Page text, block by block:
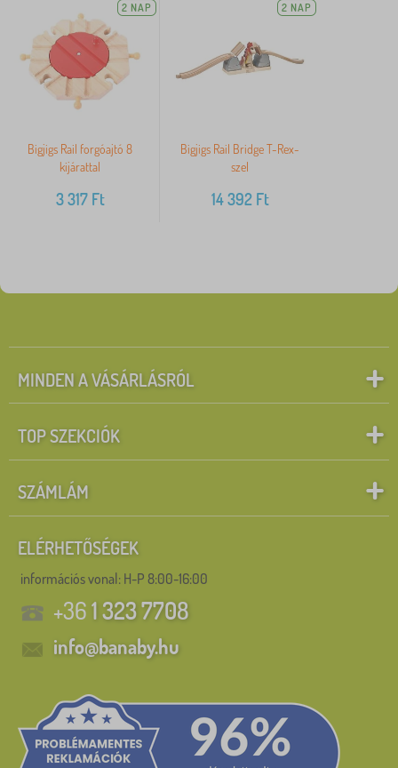
2 NAP
Bigjigs Rail forgóajtó 8
kijárattal
3 317Ft
2 NAP
Bigjigs Rail Bridge T-Rex-
szel
14 392Ft
MINDEN A VÁSÁRLÁSRÓL
TOP SZEKCIÓK
SZÁMLÁM
ELÉRHETŐSÉGEK
információs vonal: H-P 8:00-16:00
+361 323 7708
info@banaby.hu